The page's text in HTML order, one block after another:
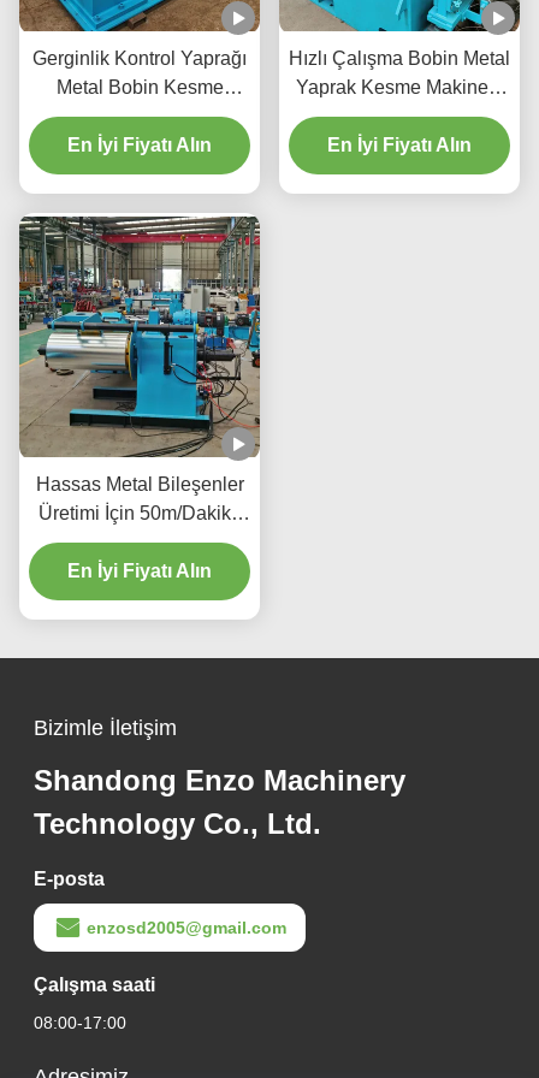
Gerginlik Kontrol Yaprağı
Metal Bobin Kesme
Makinesi 1600mm Bobin
Kalınlığı 3mm 120m/Min
Kesme Hızı
En İyi Fiyatı Alın
Hızlı Çalışma Bobin Metal
Yaprak Kesme Makinesi
Soğuk Lastikli Bakır Şerit
için 200 M/Min'de
Çalışabilir
En İyi Fiyatı Alın
Hassas Metal Bileşenler
Üretimi İçin 50m/Dakika
Rulo Dilme Makinesi,
Taşıt İmalat Sanayi
En İyi Fiyatı Alın
Bizimle İletişim
Shandong Enzo Machinery
Technology Co., Ltd.
E-posta
enzosd2005@gmail.com
Çalışma saati
08:00-17:00